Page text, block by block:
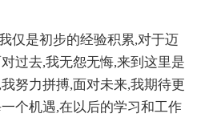
仅是初步的经验积累,对于迈
过去,我无怨无悔,来到这里是
努力拼搏,面对未来,我期待更
个机遇,在以后的学习和工作